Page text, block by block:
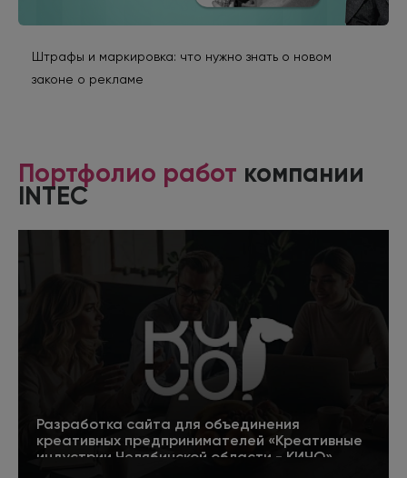
Штрафы и маркировка: что нужно знать о новом
законе о рекламе
Портфолио работ компании
INTEC
Разработка сайта для объединения
креативных предпринимателей «Креативные
индустрии Челябинской области - КИЧО»